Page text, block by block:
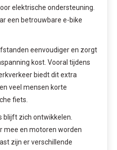
elektrische ondersteuning.
een betrouwbare e-bike
eenvoudiger en zorgt
kost. Vooral tijdens
biedt dit extra
veel mensen korte
fiets.
blijft zich ontwikkelen.
mee en motoren worden
zijn er verschillende